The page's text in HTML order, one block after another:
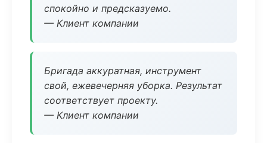
спокойно и предсказуемо.
— Клиент компании
Бригада аккуратная, инструмент
свой, ежевечерняя уборка. Результат
соответствует проекту.
— Клиент компании